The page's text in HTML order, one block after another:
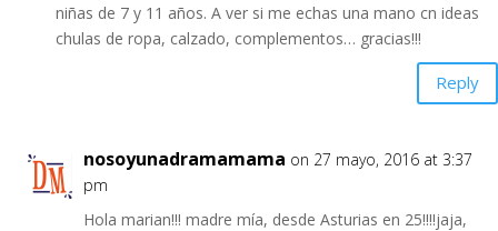
niñas de 7 y 11 años. A ver si me echas una mano cn ideas
chulas de ropa, calzado, complementos… gracias!!!
Reply
nosoyunadramamama on 27 mayo, 2016 at 3:37
pm
Hola marian!!! madre mía, desde Asturias en 25!!!!jaja,